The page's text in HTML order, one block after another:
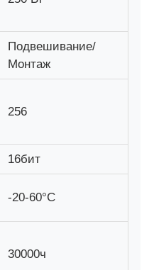
пленки
дисплей
дрона
экран
Подвешивание/
Монтаж
256
16бит
-20-60°С
30000ч